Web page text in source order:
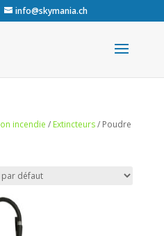
info@skymania.ch
incendie / Extincteurs/ Poudre